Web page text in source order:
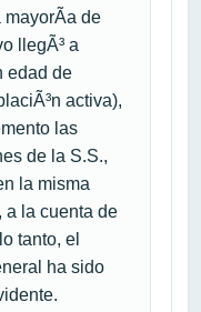
mayorÃ­a de
llegÃ³ a
edad de
activa),
las
de la S.S.,
la misma
a la cuenta de
tanto, el
ha sido